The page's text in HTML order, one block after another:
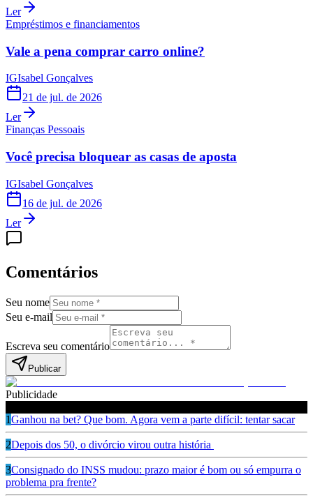
Ler
Empréstimos e financiamentos
Vale a pena comprar carro online?
IGIsabel Gonçalves
21 de jul. de 2026
Ler
Finanças Pessoais
Você precisa bloquear as casas de aposta
IGIsabel Gonçalves
16 de jul. de 2026
Ler
Comentários
Seu nome
Seu e-mail
Escreva seu comentário
Publicar
Publicidade
1Ganhou na bet? Que bom. Agora vem a parte difícil: tentar sacar
2Depois dos 50, o divórcio virou outra história
3Consignado do INSS mudou: prazo maior é bom ou só empurra o
problema pra frente?